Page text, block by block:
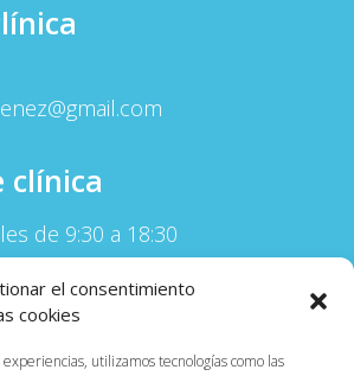
el consentimiento
cookies
utilizamos tecnologías como las
clínica
de 9:30 a 18:30
de 9:30 a 15:00
telefónica:
9:30 a 15:00